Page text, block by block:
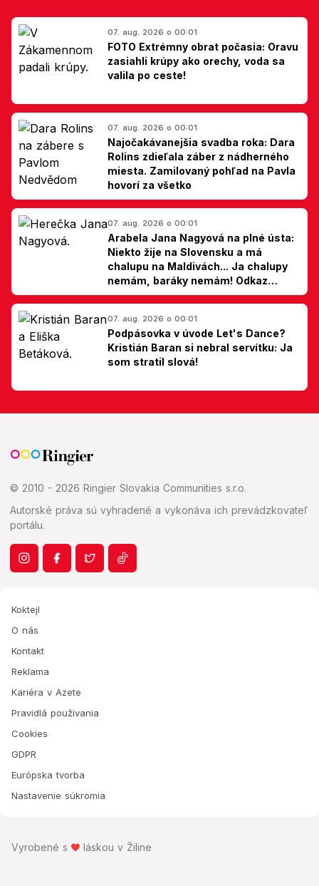
07. aug. 2026 o 00:01
FOTO Extrémny obrat počasia: Oravu
zasiahli krúpy ako orechy, voda sa
valila po ceste!
07. aug. 2026 o 00:01
Najočakávanejšia svadba roka: Dara
Rolins zdieľala záber z nádherného
miesta. Zamilovaný pohľad na Pavla
hovorí za všetko
07. aug. 2026 o 00:01
Arabela Jana Nagyová na plné ústa:
Niekto žije na Slovensku a má
chalupu na Maldivách... Ja chalupy
nemám, baráky nemám! Odkaz
Slovákom
07. aug. 2026 o 00:01
Podpásovka v úvode Let's Dance?
Kristián Baran si nebral servítku: Ja
som stratil slová!
© 2010 - 2026 Ringier Slovakia Communities s.r.o.
Autorské práva sú vyhradené a vykonáva ich prevádzkovateľ
portálu.
Koktejl
O nás
Kontakt
Reklama
Kariéra v Azete
Pravidlá používania
Cookies
GDPR
Európska tvorba
Nastavenie súkromia
Vyrobené s láskou v Žiline